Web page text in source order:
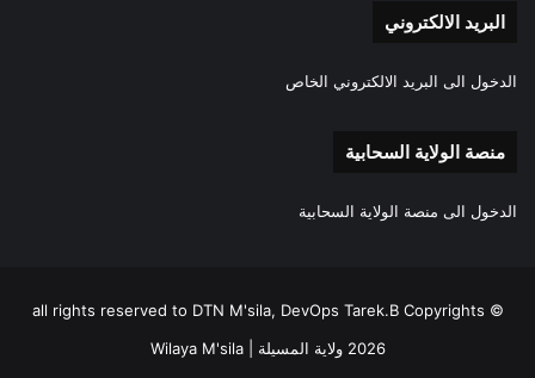
البريد الالكتروني
الدخول الى البريد الالكتروني الخاص
منصة الولاية السحابية
الدخول الى منصة الولاية السحابية
all rights reserved to DTN M'sila, DevOps Tarek.B Copyrights ©
2026 ولاية المسيلة | Wilaya M'sila